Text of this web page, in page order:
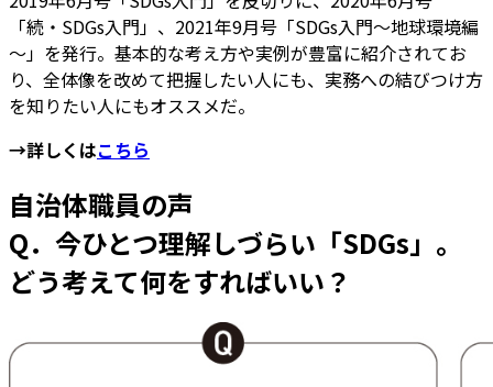
「続・SDGs入門」、2021年9月号「SDGs入門～地球環境編
～」を発行。基本的な考え方や実例が豊富に紹介されてお
り、全体像を改めて把握したい人にも、実務への結びつけ方
を知りたい人にもオススメだ。
→詳しくはこちら
自治体職員の声
Q．今ひとつ理解しづらい「SDGs」。
どう考えて何をすればいい？